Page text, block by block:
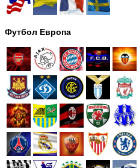
Футбол Европа